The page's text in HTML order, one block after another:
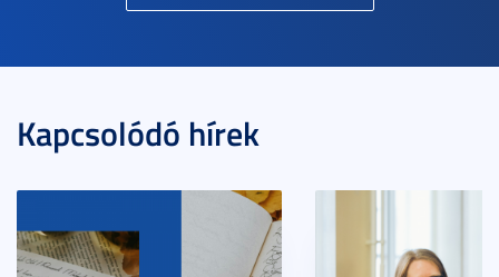
Kapcsolódó hírek